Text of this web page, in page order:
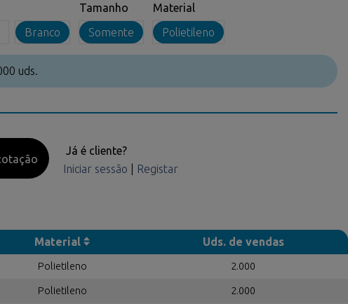
Branco
Tamanho
Somente
Material
Polietileno
uds.
Já é cliente?
Iniciar sessão
Registar
Material Uds. de vendas
Polietileno 2.000
Polietileno 2.000